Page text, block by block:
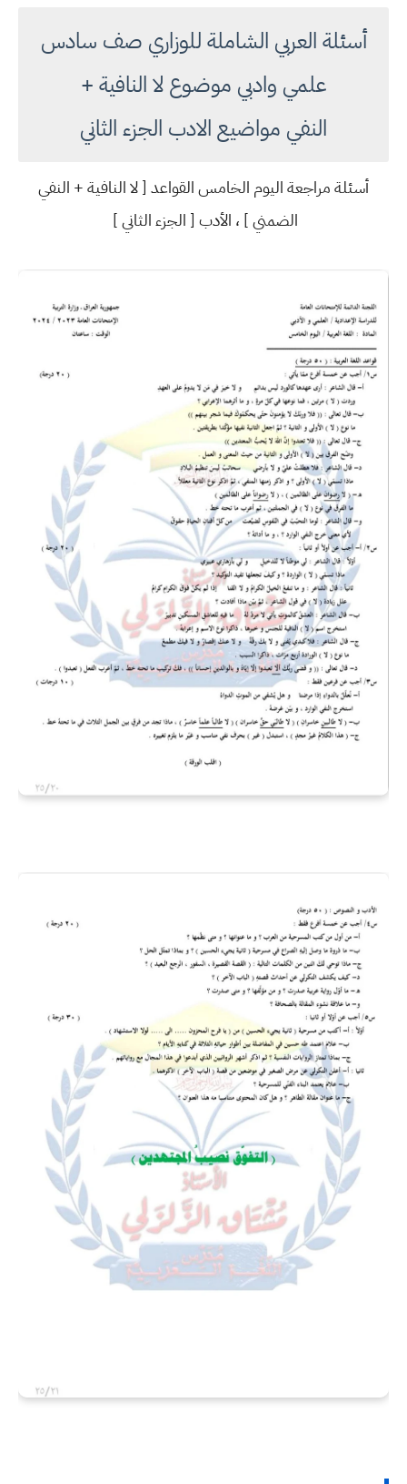
أسئلة العربي الشاملة للوزاري صف سادس
علمي وادبي موضوع لا النافية +
النفي مواضيع الادب الجزء الثاني
أسئلة مراجعة اليوم الخامس القواعد [ لا النافية + النفي
الضمني ] ، الأدب [ الجزء الثاني ]